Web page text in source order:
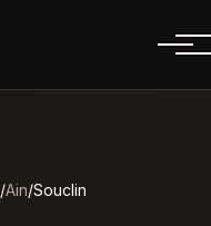
/Ain/Souclin